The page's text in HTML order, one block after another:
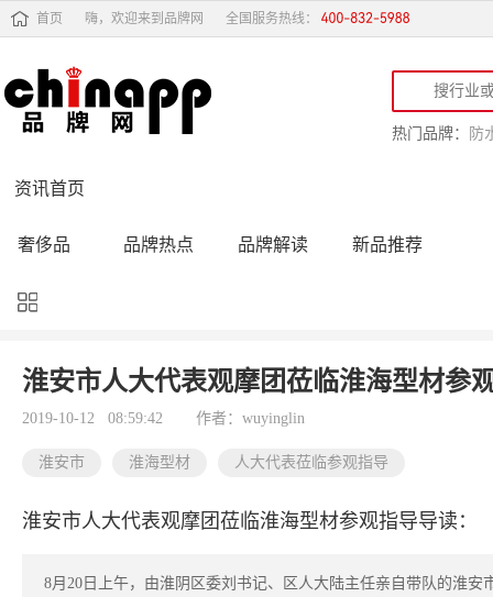
首页 嗨，欢迎来到品牌网 全国服务热线：
热门品牌： 防
资讯首页
奢侈品 品牌热点 品牌解读 新品推荐
品牌黑榜
品牌导购 专家点评 精彩点评
淮安市人大代表观摩团莅临淮海型材参
2019-10-12 08:59:42 作者：wuyinglin
淮安市 淮海型材 人大代表莅临参观指导
淮安市人大代表观摩团莅临淮海型材参观指导导读：
8月20日上午，由淮阴区委刘书记、区人大陆主任亲自带队的淮